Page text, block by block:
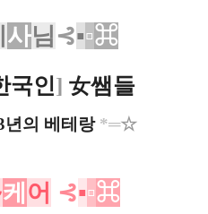
사님 ⊰▪▫⌘
국인] 女쌤들
년의 베테랑 *═☆
케 어 ⊰▪▫⌘